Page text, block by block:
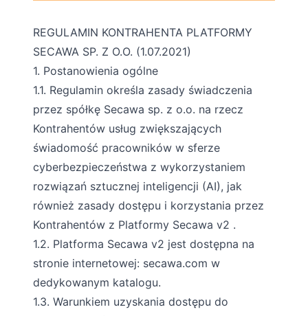
REGULAMIN KONTRAHENTA PLATFORMY
SECAWA SP. Z O.O. (1.07.2021)
1. Postanowienia ogólne
1.1. Regulamin określa zasady świadczenia
przez spółkę Secawa sp. z o.o. na rzecz
Kontrahentów usług zwiększających
świadomość pracowników w sferze
cyberbezpieczeństwa z wykorzystaniem
rozwiązań sztucznej inteligencji (AI), jak
również zasady dostępu i korzystania przez
Kontrahentów z Platformy Secawa v2 .
1.2. Platforma Secawa v2 jest dostępna na
stronie internetowej: secawa.com w
dedykowanym katalogu.
1.3. Warunkiem uzyskania dostępu do